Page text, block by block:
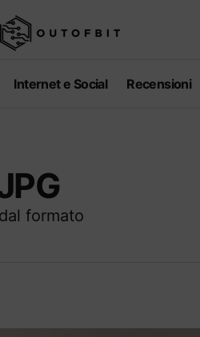
Internet e Social Recensioni
formato